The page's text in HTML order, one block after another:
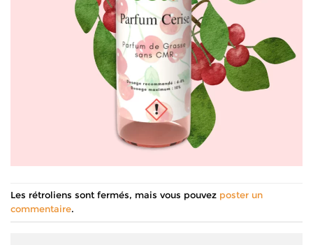
Les rétroliens sont fermés, mais vous pouvez poster un
commentaire.